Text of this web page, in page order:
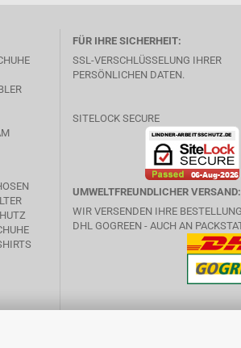
FÜR IHRE SICHERHEIT:
SSL-VERSCHLÜSSELUNG IHRER
PERSÖNLICHEN DATEN.
SITELOCK SECURE
UMWELTFREUNDLICHER VERSAND:
WIR VERSENDEN IHRE
DHL GOGREEN - AUCH AN